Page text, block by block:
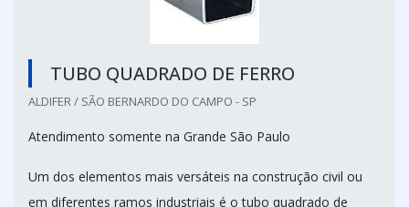
TUBO QUADRADO DE FERRO
ALDIFER / SÃO BERNARDO DO CAMPO - SP
Atendimento somente na Grande São Paulo
Um dos elementos mais versáteis na construção civil ou
em diferentes ramos industriais é o tubo quadrado de